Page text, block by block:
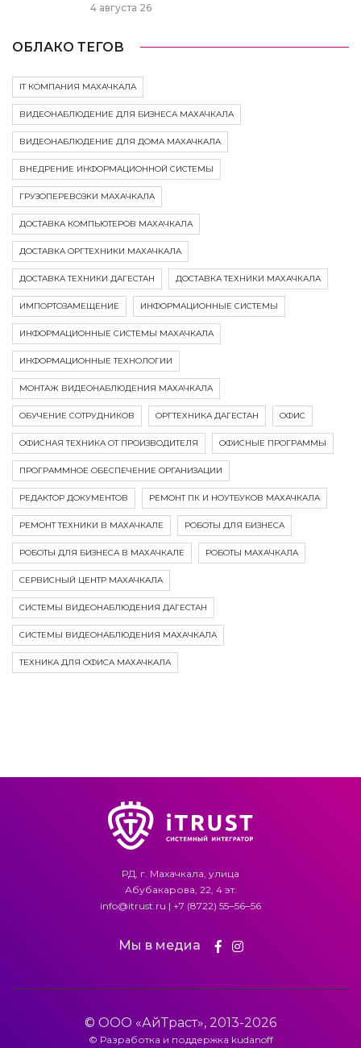
4 августа 26
ОБЛАКО ТЕГОВ
IT КОМПАНИЯ МАХАЧКАЛА
ВИДЕОНАБЛЮДЕНИЕ ДЛЯ БИЗНЕСА МАХАЧКАЛА
ВИДЕОНАБЛЮДЕНИЕ ДЛЯ ДОМА МАХАЧКАЛА
ВНЕДРЕНИЕ ИНФОРМАЦИОННОЙ СИСТЕМЫ
ГРУЗОПЕРЕВОЗКИ МАХАЧКАЛА
ДОСТАВКА КОМПЬЮТЕРОВ МАХАЧКАЛА
ДОСТАВКА ОРГТЕХНИКИ МАХАЧКАЛА
ДОСТАВКА ТЕХНИКИ ДАГЕСТАН ДОСТАВКА ТЕХНИКИ МАХАЧКАЛА
ИМПОРТОЗАМЕЩЕНИЕ ИНФОРМАЦИОННЫЕ СИСТЕМЫ
ИНФОРМАЦИОННЫЕ СИСТЕМЫ МАХАЧКАЛА
ИНФОРМАЦИОННЫЕ ТЕХНОЛОГИИ
МОНТАЖ ВИДЕОНАБЛЮДЕНИЯ МАХАЧКАЛА
ОБУЧЕНИЕ СОТРУДНИКОВ ОРГТЕХНИКА ДАГЕСТАН ОФИС
ОФИСНАЯ ТЕХНИКА ОТ ПРОИЗВОДИТЕЛЯ ОФИСНЫЕ ПРОГРАММЫ
ПРОГРАММНОЕ ОБЕСПЕЧЕНИЕ ОРГАНИЗАЦИИ
РЕДАКТОР ДОКУМЕНТОВ РЕМОНТ ПК И НОУТБУКОВ МАХАЧКАЛА
РЕМОНТ ТЕХНИКИ В МАХАЧКАЛЕ РОБОТЫ ДЛЯ БИЗНЕСА
РОБОТЫ ДЛЯ БИЗНЕСА В МАХАЧКАЛЕ РОБОТЫ МАХАЧКАЛА
СЕРВИСНЫЙ ЦЕНТР МАХАЧКАЛА
СИСТЕМЫ ВИДЕОНАБЛЮДЕНИЯ ДАГЕСТАН
СИСТЕМЫ ВИДЕОНАБЛЮДЕНИЯ МАХАЧКАЛА
ТЕХНИКА ДЛЯ ОФИСА МАХАЧКАЛА
РД, г. Махачкала, улица
Абубакарова, 22, 4 эт.
info@itrust.ru | +7 (8722) 55‒56‒56
Мы в медиа
© ООО «АйТраст», 2013-2026
© Разработка и поддержка kudanoff